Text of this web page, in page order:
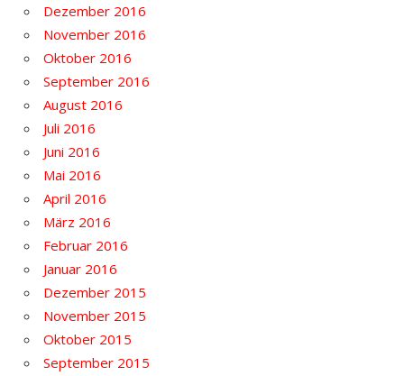
Dezember 2016
November 2016
Oktober 2016
September 2016
August 2016
Juli 2016
Juni 2016
Mai 2016
April 2016
März 2016
Februar 2016
Januar 2016
Dezember 2015
November 2015
Oktober 2015
September 2015